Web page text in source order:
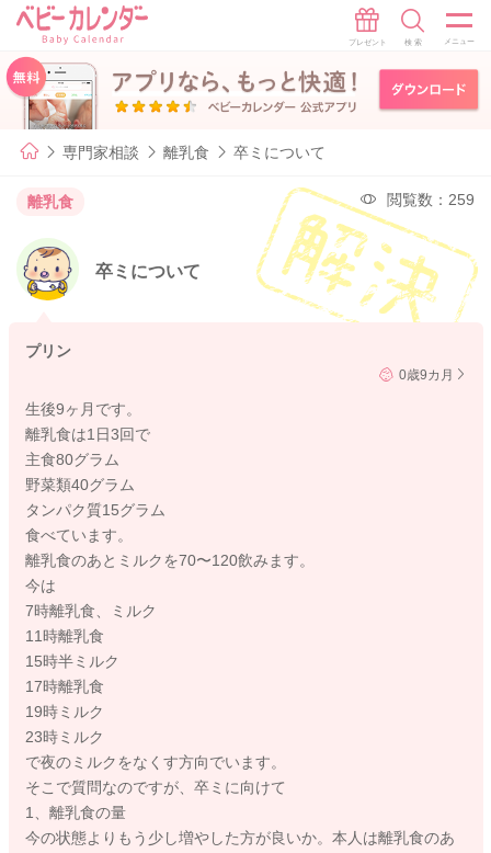
専門家相談 離乳食 卒ミについて
離乳食 閲覧数：259
卒ミについて
プリン
0歳9カ月
生後9ヶ月です。
離乳食は1日3回で
主食80グラム
野菜類40グラム
タンパク質15グラム
食べています。
離乳食のあとミルクを70〜120飲みます。
今は
7時離乳食、ミルク
11時離乳食
15時半ミルク
17時離乳食
19時ミルク
23時ミルク
で夜のミルクをなくす方向でいます。
そこで質問なのですが、卒ミに向けて
1、離乳食の量
今の状態よりもう少し増やした方が良いか。本人は離乳食のあ